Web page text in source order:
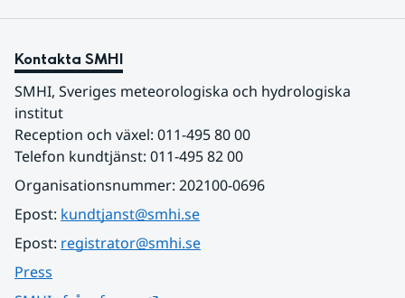
Kontakta SMHI
SMHI, Sveriges meteorologiska och hydrologiska
institut
Reception och växel: 011-495 80 00
Telefon kundtjänst: 011-495 82 00
Organisationsnummer: 202100-0696
Epost: kundtjanst@smhi.se
Epost: registrator@smhi.se
Press